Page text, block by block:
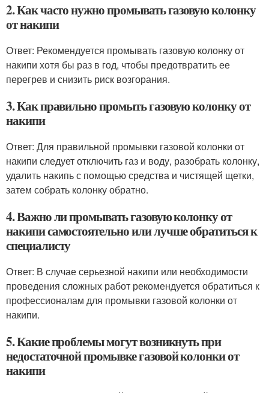
2. Как часто нужно промывать газовую колонку
от накипи
Ответ: Рекомендуется промывать газовую колонку от
накипи хотя бы раз в год, чтобы предотвратить ее
перегрев и снизить риск возгорания.
3. Как правильно промыть газовую колонку от
накипи
Ответ: Для правильной промывки газовой колонки от
накипи следует отключить газ и воду, разобрать колонку,
удалить накипь с помощью средства и чистящей щетки,
затем собрать колонку обратно.
4. Важно ли промывать газовую колонку от
накипи самостоятельно или лучше обратиться к
специалисту
Ответ: В случае серьезной накипи или необходимости
проведения сложных работ рекомендуется обратиться к
профессионалам для промывки газовой колонки от
накипи.
5. Какие проблемы могут возникнуть при
недостаточной промывке газовой колонки от
накипи